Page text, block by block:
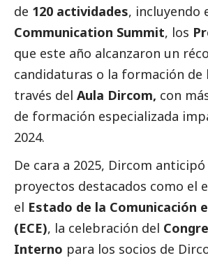
de 120 actividades, incluyendo
Communication Summit, los
que este año alcanzaron un
candidaturas o la formación de
través del Aula Dircom, con
de formación especializada
2024.
De cara a 2025, Dircom
proyectos destacados como el
el Estado de la Comunicación
(ECE), la celebración del
Interno para los socios de